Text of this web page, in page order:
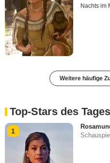
Nachts im
Weitere häufige
Top-Stars des Tages
1